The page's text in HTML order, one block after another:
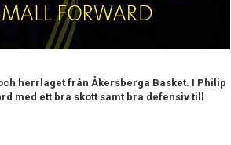
herrlaget från Åkersberga Basket. I Philip
med ett bra skott samt bra defensiv till